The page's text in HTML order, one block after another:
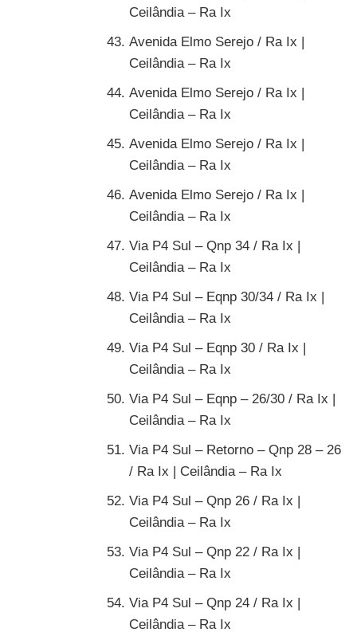
Ceilândia – Ra Ix
Avenida Elmo Serejo / Ra Ix |
Ceilândia – Ra Ix
Avenida Elmo Serejo / Ra Ix |
Ceilândia – Ra Ix
Avenida Elmo Serejo / Ra Ix |
Ceilândia – Ra Ix
Avenida Elmo Serejo / Ra Ix |
Ceilândia – Ra Ix
Via P4 Sul – Qnp 34 / Ra Ix |
Ceilândia – Ra Ix
Via P4 Sul – Eqnp 30/34 / Ra Ix |
Ceilândia – Ra Ix
Via P4 Sul – Eqnp 30 / Ra Ix |
Ceilândia – Ra Ix
Via P4 Sul – Eqnp – 26/30 / Ra Ix |
Ceilândia – Ra Ix
Via P4 Sul – Retorno – Qnp 28 – 26
/ Ra Ix | Ceilândia – Ra Ix
Via P4 Sul – Qnp 26 / Ra Ix |
Ceilândia – Ra Ix
Via P4 Sul – Qnp 22 / Ra Ix |
Ceilândia – Ra Ix
Via P4 Sul – Qnp 24 / Ra Ix |
Ceilândia – Ra Ix